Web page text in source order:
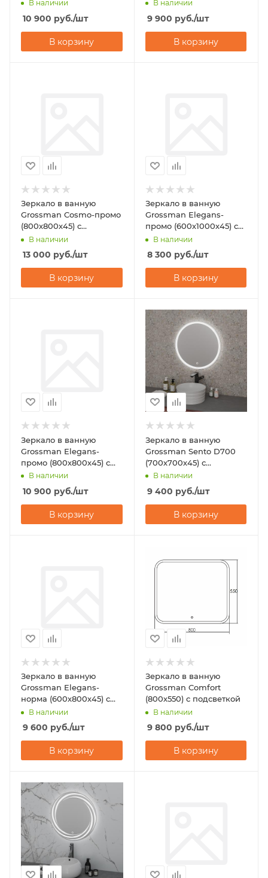
В наличии
10 900 руб./шт
В корзину
В наличии
9 900 руб./шт
В корзину
Зеркало в ванную
Grossman Cosmo-промо
(800х800х45) с
подсветкой
В наличии
13 000 руб./шт
В корзину
Зеркало в ванную
Grossman Elegans-
промо (600х1000х45) с
подсветкой
В наличии
8 300 руб./шт
В корзину
Зеркало в ванную
Grossman Elegans-
промо (800х800х45) с
подсветкой
В наличии
10 900 руб./шт
В корзину
Зеркало в ванную
Grossman Sento D700
(700х700х45) с
подсветкой
В наличии
9 400 руб./шт
В корзину
Зеркало в ванную
Grossman Elegans-
норма (600х800х45) с
подсветкой
В наличии
9 600 руб./шт
В корзину
Зеркало в ванную
Grossman Comfort
(800х550) с подсветкой
В наличии
9 800 руб./шт
В корзину